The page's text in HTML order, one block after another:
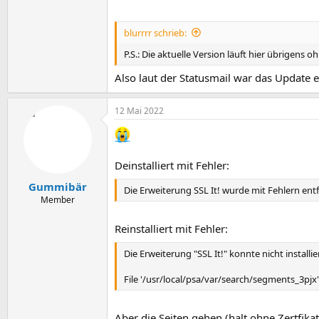
blurrrr schrieb:
P.S.: Die aktuelle Version läuft hier übrigens
Also laut der Statusmail war das Update
Gummibär
Member
12 Mai 2022
Deinstalliert mit Fehler:
Die Erweiterung SSL It! wurde mit Fehlern
Reinstalliert mit Fehler:
Die Erweiterung "SSL It!" konnte nicht
File '/usr/local/psa/var/search/